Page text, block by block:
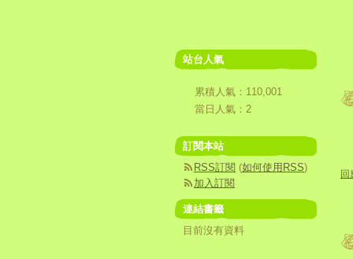
回
站台人氣
累積人氣： 110,001
當日人氣： 2
訂閱本站
RSS訂閱 (如何使用RSS)
加入訂閱
連結書籤
目前沒有資料